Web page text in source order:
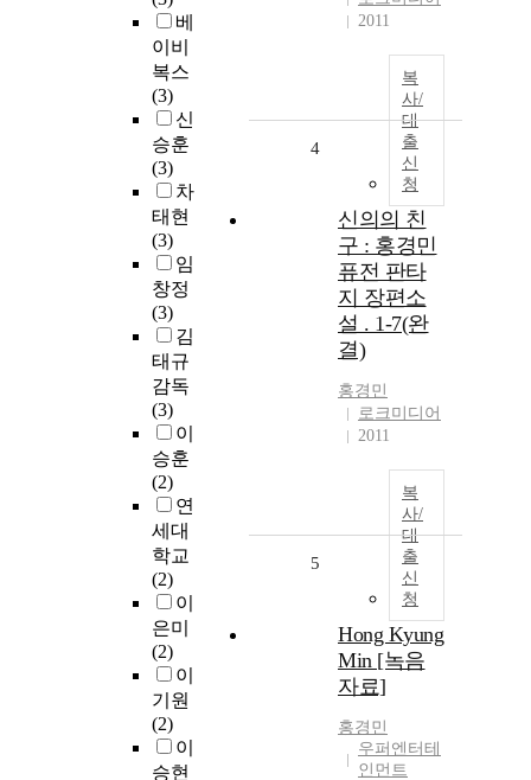
베
이비
복스
(3)
신
승훈
(3)
차
태현
(3)
임
창정
(3)
김
태규
감독
(3)
이
승훈
(2)
연
세대
학교
(2)
이
은미
(2)
이
기원
(2)
이
승현
2011
복
사/
대
출
신
청
4
신의의 친
구 : 홍경민
퓨전 판타
지 장편소
설 . 1-7(완
결)
홍경민
로크미디어
2011
복
사/
대
출
신
청
5
Hong Kyung
Min [녹음
자료]
홍경민
우퍼엔터테
인먼트